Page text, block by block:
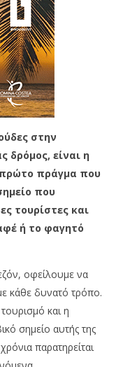
στην
δρόμος, είναι η
πρώτο πράγμα που
που
τουρίστες και
ή το φαγητό
οφείλουμε να
κάθε δυνατό τρόπο.
και η
σημείο αυτής της
παρατηρείται